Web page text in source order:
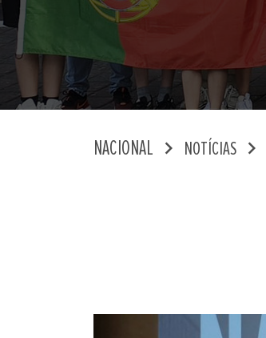
NACIONAL chevron_right NOTÍCIAS chevron_right